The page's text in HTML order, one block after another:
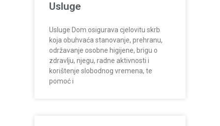
Usluge
Usluge Dom osigurava cjelovitu skrb
koja obuhvaća stanovanje, prehranu,
održavanje osobne higijene, brigu o
zdravlju, njegu, radne aktivnosti i
korištenje slobodnog vremena, te
pomoć i